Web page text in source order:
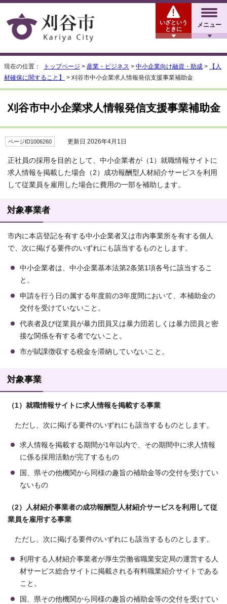
メニュー
いざという
ときに
現在の位置： トップページ > 産業・ビジネス > 中小企業向け融資・助成 >
【人
材確保に関すること】
> 刈谷市中小企業求人情報発信支援事業補助金
刈谷市中小企業求人情報発信支援事業補助金
ページID1006260 更新日 2026年4月1日
正社員の採用を目的として、中小企業者が（1）就職情報サイトに
求人情報を掲載した場合（2）成功報酬型人材紹介サービスを利用
して従業員を雇用した場合に費用の一部を補助します。
対象事業者
市内に本店登記を有する中小企業者又は市内事業所を有する個人
で、次に掲げる要件のいずれにも該当するものとします。
中小企業者は、中小企業基本法第2条第1項各号に該当するこ
と。
申請を行う日の属する年度前の3年度間において、本補助金の
交付を受けていないこと。
代表者及び従業員が暴力団員又は暴力団若しくは暴力団員と密
接な関係を有する者でないこと。
市が賦課徴収する税金を滞納していないこと。
対象事業
（1）就職情報サイトに求人情報を掲載する事業
ただし、次に掲げる要件のいずれにも該当するものとします。
求人情報を掲載する期間が1年以内で、その期間中に求人情報
に係る採用活動が完了するもの
国、県その他機関から同様の趣旨の補助金等の交付を受けてい
ないもの
（2）人材紹介事業者の成功報酬型人材紹介サービスを利用して従
業員を雇用する事業
ただし、次に掲げる要件のいずれにも該当するものとします。
利用する人材紹介事業者が厚生労働省職業安定局の運営する人
材サービス総合サイトに掲載される有料職業紹介サイトである
こと。
国、県その他機関から同様の趣旨の補助金等の交付を受けてい